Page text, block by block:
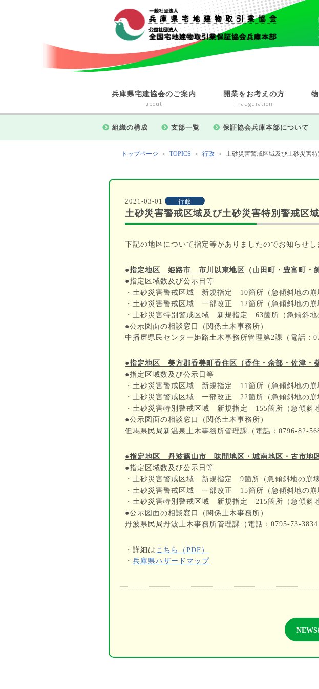
兵庫県宅建協会のご案内
about
組織の構成 支部一覧 保証協会兵庫本部について
開業をお考えの方
inauguration
トップページ > TOPICS > 行政 > 土砂災害警戒区域及び土砂災害
2021-03-01 行政
土砂災害警戒区域及び土砂災害特別警戒区
下記の地区について指定等がありましたのでお知らせ
●指定地区 姫路市 市川以東地区（山田町・豊富町・飾
●指定区域数及び公示日等
・土砂災害警戒区域 新規指定 10箇所（急傾斜地の
・土砂災害警戒区域 一部改正 12箇所（急傾斜地の
・土砂災害特別警戒区域 新規指定 63箇所（急傾斜
●公示図面の相談窓口（関係土木事務所）
中播磨県民センター姫路土木事務所管理第2課（電話：
●指定地区 美方郡香美町香住区（香住・余部・佐津・
●指定区域数及び公示日等
・土砂災害警戒区域 新規指定 11箇所（急傾斜地の
・土砂災害警戒区域 一部改正 22箇所（急傾斜地の
・土砂災害特別警戒区域 新規指定 155箇所（急傾斜
●公示図面の相談窓口（関係土木事務所）
但馬県民局新温泉土木事務所管理課（電話：0796-82-
●指定地区 丹波篠山市 味間地区・城南地区・古市地
●指定区域数及び公示日等
・土砂災害警戒区域 新規指定 9箇所（急傾斜地の崩
・土砂災害警戒区域 一部改正 15箇所（急傾斜地の
・土砂災害特別警戒区域 新規指定 215箇所（急傾斜
●公示図面の相談窓口（関係土木事務所）
丹波県民局丹波土木事務所管理課（電話：0795-73-3834
・詳細は こちら（PDF）
・ 兵庫県ハザードマップ